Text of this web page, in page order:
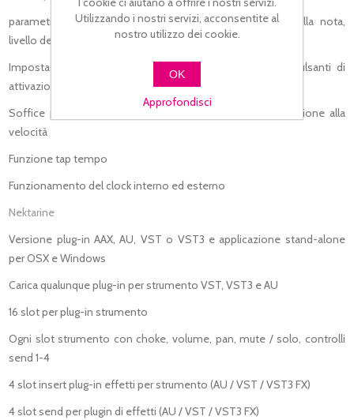
parametri regolabili in tempo reale incluse lunghezza della nota,
livello dell'accento, intervallo e frequenza di ripetizione
Impostazioni dedicate della frequenza di ripetizione e pulsanti di
attivazione
Soffice pulsante per l'assegnazione istantanea della pressione alla
velocità
Funzione tap tempo
Funzionamento del clock interno ed esterno
Nektarine
Versione plug-in AAX, AU, VST o VST3 e applicazione stand-alone
per OSX e Windows
Carica qualunque plug-in per strumento VST, VST3 e AU
16 slot per plug-in strumento
Ogni slot strumento con choke, volume, pan, mute / solo, controlli
send 1-4
4 slot insert plug-in effetti per strumento (AU / VST / VST3 FX)
4 slot send per plugin di effetti (AU / VST / VST3 FX)
Utilizzando i nostri servizi, acconsentite al
nostro utilizzo dei cookie.
OK
Approfondisci